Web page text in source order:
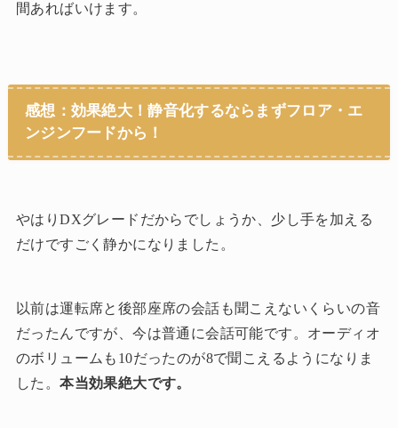
間あればいけます。
感想：効果絶大！静音化するならまずフロア・エ
ンジンフードから！
やはりDXグレードだからでしょうか、少し手を加える
だけですごく静かになりました。
以前は運転席と後部座席の会話も聞こえないくらいの音
だったんですが、今は普通に会話可能です。 オーディオ
のボリュームも10だったのが8で聞こえるようになりま
した。本当効果絶大です。